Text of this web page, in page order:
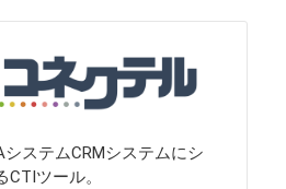
ステムCRMシステムにシ
ツール。